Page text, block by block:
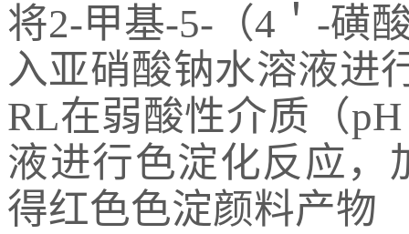
将2-甲基-5-（4＇-磺
入亚硝酸钠水溶液进
RL在弱酸性介质（
液进行色淀化反应
得红色色淀颜料产物